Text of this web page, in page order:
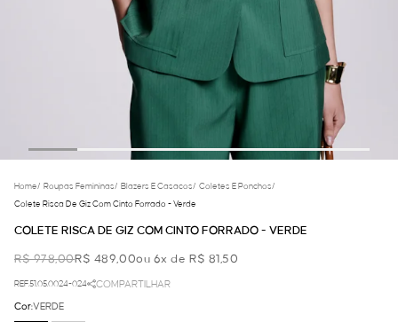
Home/ Roupas Femininas/ Blazers E Casacos/ Coletes E Ponchos/
Colete Risca De Giz Com Cinto Forrado - Verde
COLETE RISCA DE GIZ COM CINTO FORRADO - VERDE
R$ 978,00R$ 489,00ou 6x de R$ 81,50
REF.51.05.0024-024 COMPARTILHAR
Cor:VERDE